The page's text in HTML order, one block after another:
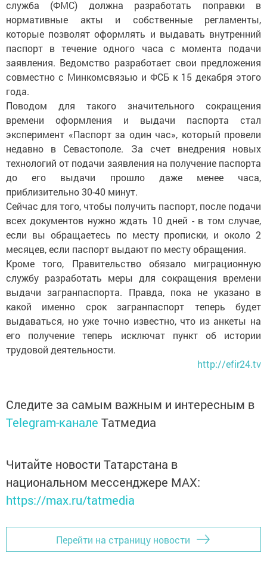
служба (ФМС) должна разработать поправки в
нормативные акты и собственные регламенты,
которые позволят оформлять и выдавать внутренний
паспорт в течение одного часа с момента подачи
заявления. Ведомство разработает свои предложения
совместно с Минкомсвязью и ФСБ к 15 декабря этого
года.
Поводом для такого значительного сокращения
времени оформления и выдачи паспорта стал
эксперимент «Паспорт за один час», который провели
недавно в Севастополе. За счет внедрения новых
технологий от подачи заявления на получение паспорта
до его выдачи прошло даже менее часа,
приблизительно 30-40 минут.
Сейчас для того, чтобы получить паспорт, после подачи
всех документов нужно ждать 10 дней - в том случае,
если вы обращаетесь по месту прописки, и около 2
месяцев, если паспорт выдают по месту обращения.
Кроме того, Правительство обязало миграционную
службу разработать меры для сокращения времени
выдачи загранпаспорта. Правда, пока не указано в
какой именно срок загранпаспорт теперь будет
выдаваться, но уже точно известно, что из анкеты на
его получение теперь исключат пункт об истории
трудовой деятельности.
http://efir24.tv
Следите за самым важным и интересным в
Telegram-канале Татмедиа
Читайте новости Татарстана в
национальном мессенджере MАХ:
https://max.ru/tatmedia
Перейти на страницу новости